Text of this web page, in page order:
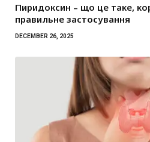
Пиридоксин – що це таке,
правильне застосування
DECEMBER 26, 2025